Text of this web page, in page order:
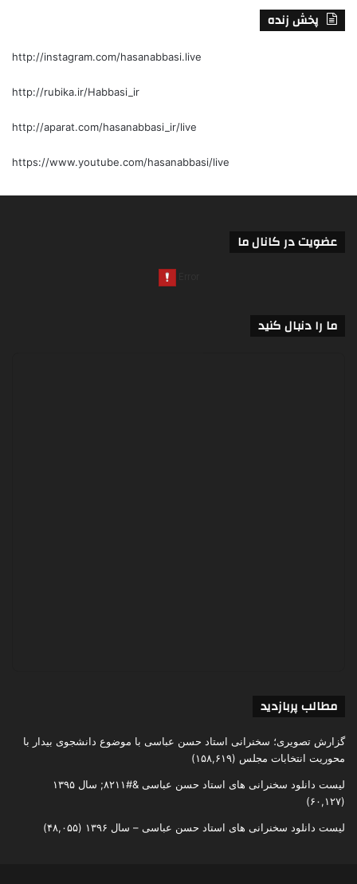
پخش زنده
http://instagram.com/hasanabbasi.live
http://rubika.ir/Habbasi_ir
http://aparat.com/hasanabbasi_ir/live
https://www.youtube.com/hasanabbasi/live
عضویت در کانال ما
ما را دنبال کنید
مطالب پربازدید
گزارش تصویری؛ سخنرانی استاد حسن عباسی با موضوع دانشجوی بیدار با
محوریت انتخابات مجلس (۱۵۸,۶۱۹)
لیست دانلود سخنرانی های استاد حسن عباسی &#۸۲۱۱; سال ۱۳۹۵
(۶۰,۱۲۷)
لیست دانلود سخنرانی های استاد حسن عباسی – سال ۱۳۹۶ (۴۸,۰۵۵)